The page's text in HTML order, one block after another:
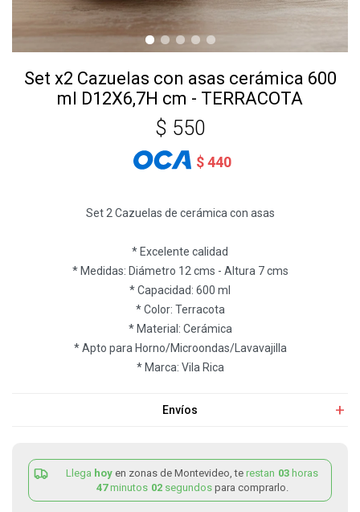
Set x2 Cazuelas con asas cerámica 600
ml D12X6,7H cm - TERRACOTA
$ 550
$440
Set 2 Cazuelas de cerámica con asas
* Excelente calidad
* Medidas: Diámetro 12 cms - Altura 7 cms
* Capacidad: 600 ml
* Color: Terracota
* Material: Cerámica
* Apto para Horno/Microondas/Lavavajilla
* Marca: Vila Rica
Envíos
Llega hoy en zonas de Montevideo, te restan 03 horas
47minutos 02 segundos para comprarlo.